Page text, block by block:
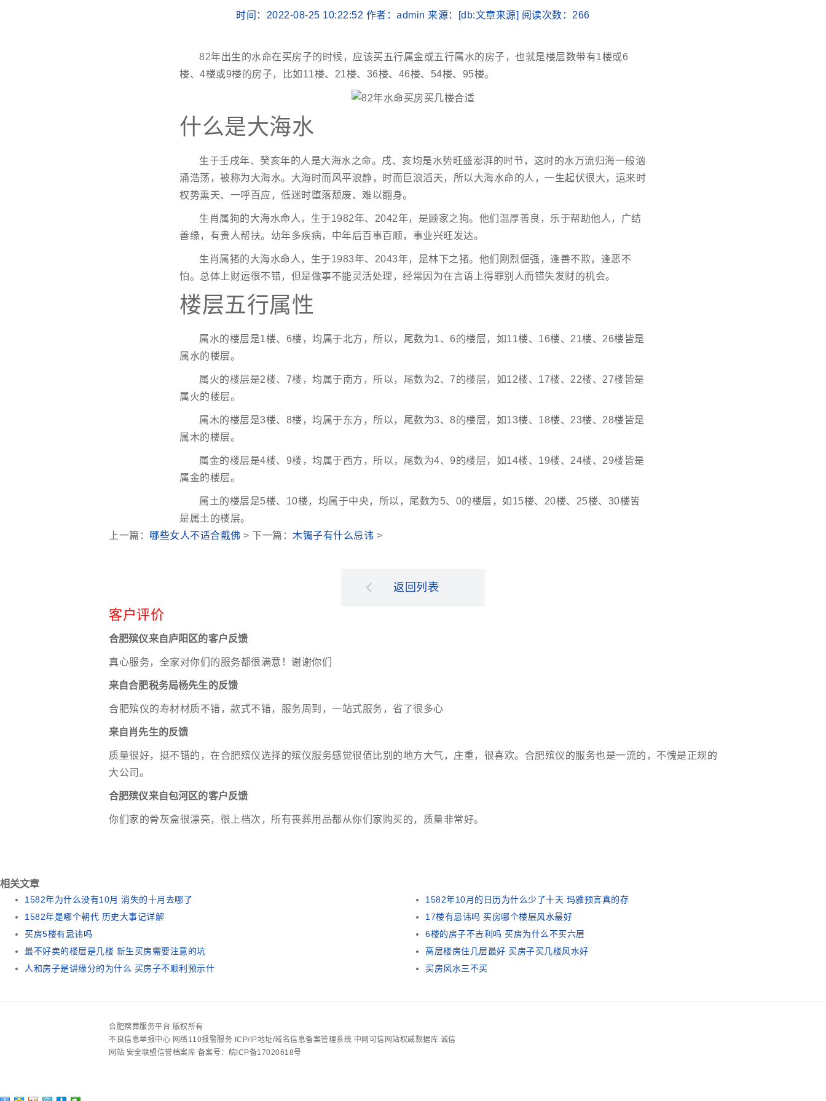
时间：2022-08-25 10:22:52 作者：admin 来源：[db:文章来源] 阅读次数： 266
82年出生的水命在买房子的时候，应该买五行属金或五行属水的房子，也就是楼层数带有1楼或6
楼、4楼或9楼的房子，比如11楼、21楼、36楼、46楼、54楼、95楼。
什么是大海水
生于壬戌年、癸亥年的人是大海水之命。戌、亥均是水势旺盛澎湃的时节，这时的水万流归海一般汹
涌浩荡，被称为大海水。大海时而风平浪静，时而巨浪滔天，所以大海水命的人，一生起伏很大，运来时
权势熏天、一呼百应，低迷时堕落颓废、难以翻身。
生肖属狗的大海水命人，生于1982年、2042年，是顾家之狗。他们温厚善良，乐于帮助他人，广结
善缘，有贵人帮扶。幼年多疾病，中年后百事百顺，事业兴旺发达。
生肖属猪的大海水命人，生于1983年、2043年，是林下之猪。他们刚烈倔强，逢善不欺，逢恶不
怕。总体上财运很不错，但是做事不能灵活处理，经常因为在言语上得罪别人而错失发财的机会。
楼层五行属性
属水的楼层是1楼、6楼，均属于北方，所以，尾数为1、6的楼层，如11楼、16楼、21楼、26楼皆是
属水的楼层。
属火的楼层是2楼、7楼，均属于南方，所以，尾数为2、7的楼层，如12楼、17楼、22楼、27楼皆是
属火的楼层。
属木的楼层是3楼、8楼，均属于东方，所以，尾数为3、8的楼层，如13楼、18楼、23楼、28楼皆是
属木的楼层。
属金的楼层是4楼、9楼，均属于西方，所以，尾数为4、9的楼层，如14楼、19楼、24楼、29楼皆是
属金的楼层。
属土的楼层是5楼、10楼，均属于中央，所以，尾数为5、0的楼层，如15楼、20楼、25楼、30楼皆
是属土的楼层。
上一篇： 哪些女人不适合戴佛 > 下一篇： 木镯子有什么忌讳 >
返回列表
客户评价
合肥殡仪来自庐阳区的客户反馈
真心服务，全家对你们的服务都很满意！谢谢你们
来自合肥税务局杨先生的反馈
合肥殡仪的寿材材质不错，款式不错，服务周到，一站式服务，省了很多心
来自肖先生的反馈
质量很好，挺不错的，在合肥殡仪选择的殡仪服务感觉很值比别的地方大气，庄重，很喜欢。合肥殡仪的服务也是一流的，不愧是正规的
大公司。
合肥殡仪来自包河区的客户反馈
你们家的骨灰盒很漂亮，很上档次，所有丧葬用品都从你们家购买的，质量非常好。
相关文章
1582年为什么没有10月 消失的十月去哪了
1582年10月的日历为什么少了十天 玛雅预言真的存
1582年是哪个朝代 历史大事记详解
17楼有忌讳吗 买房哪个楼层风水最好
买房5楼有忌讳吗
6楼的房子不吉利吗 买房为什么不买六层
最不好卖的楼层是几楼 新生买房需要注意的坑
高层楼房住几层最好 买房子买几楼风水好
人和房子是讲缘分的为什么 买房子不顺利预示什
买房风水三不买
合肥殡葬服务平台 版权所有
不良信息举报中心 网络110报警服务 ICP/IP地址/域名信息备案管理系统 中网可信网站权威数据库 诚信
网站 安全联盟信誉档案库 备案号：皖ICP备17020618号